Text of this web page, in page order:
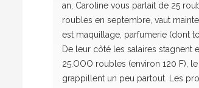
an, Caroline vous parlait de 25
roubles en septembre, vaut
est maquillage, parfumerie (dont
De leur côté les salaires stagnent
25.OOO roubles (environ 120 F),
grappillent un peu partout. Les